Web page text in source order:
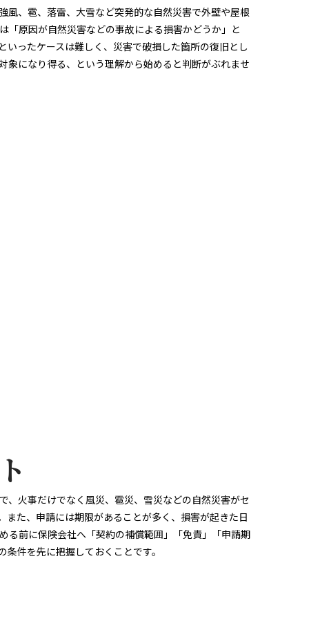
風、雹、落雷、大雪など突発的な自然災害で外壁や屋根
「原因が自然災害などの事故による損害かどうか」と
ったケースは難しく、災害で破損した箇所の復旧とし
象になり得る、という理解から始めると判断がぶれませ
火事だけでなく風災、雹災、雪災などの自然災害がセ
た、申請には期限があることが多く、損害が起きた日
る前に保険会社へ「契約の補償範囲」「免責」「申請期
件を先に把握しておくことです。